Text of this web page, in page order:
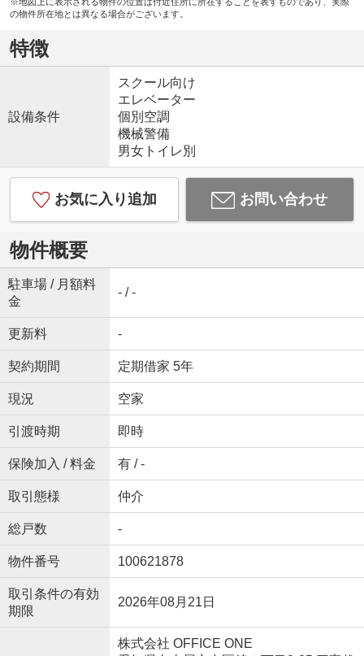
の物件所在地とは異なる場合がございます。
特徴
設備条件
スクール向け
エレベーター
個別空調
機械警備
男女トイレ別
お気に入り追加 お問い合わせ
物件概要
駐車場 / 月額料
金
- / -
更新料 -
契約期間 定期借家 5年
現況 空家
引渡時期 即時
保険加入 / 料金 有 / -
取引態様 仲介
総戸数 -
物件番号 100621878
取引条件の有効
期限
2026年08月21日
株式会社 OFFICE ONE